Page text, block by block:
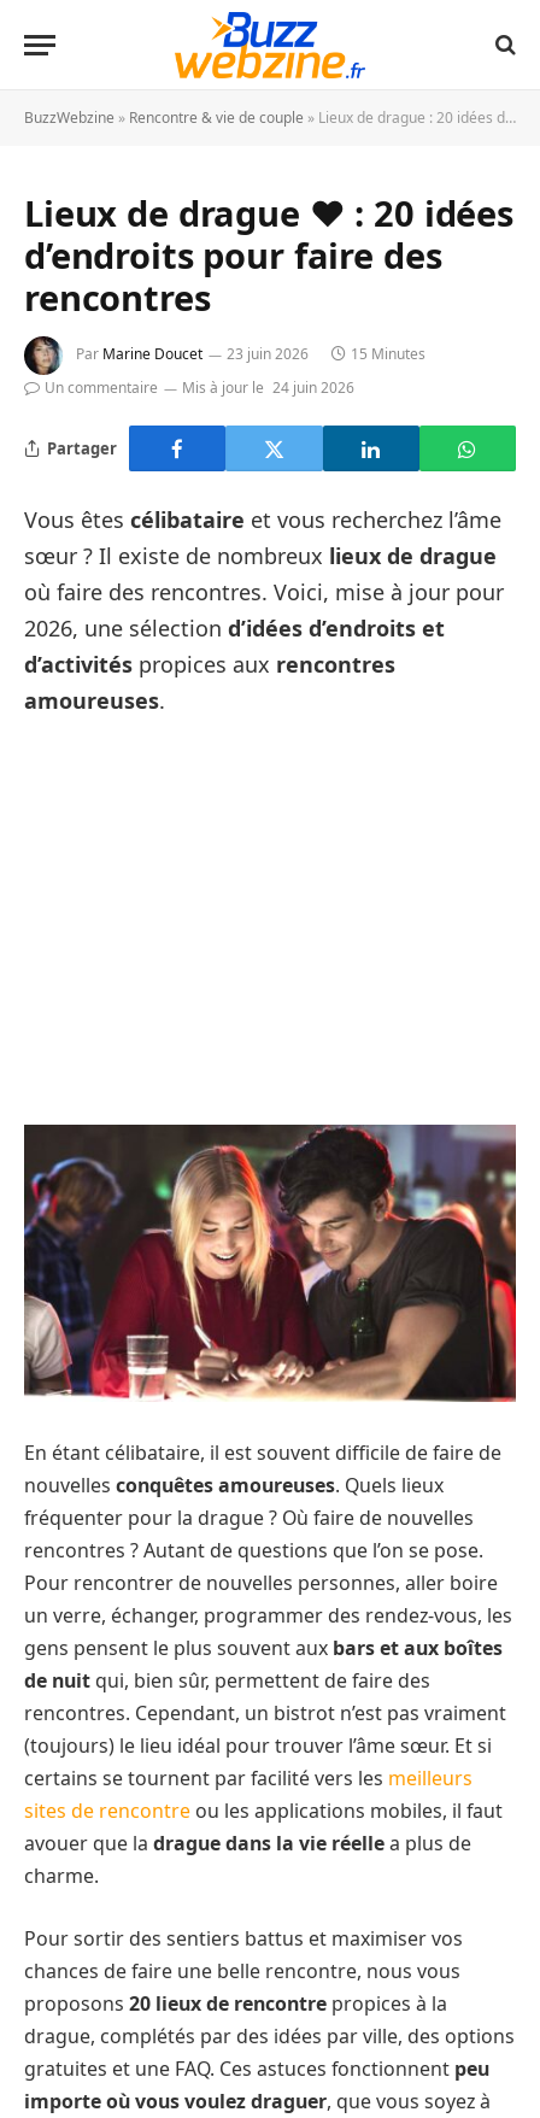
BuzzWebzine » Rencontre & vie de couple » Lieux de drague : 20 idées d’endroits pour faire des rencontres ❤️
Lieux de drague ❤️ : 20 idées
d’endroits pour faire des
rencontres
Par Marine Doucet 23 juin 2026
15 Minutes
Un commentaire
Mis à jour le 24 juin 2026
Partager
Vous êtes célibataire et vous recherchez l’âme
sœur ? Il existe de nombreux lieux de drague
où faire des rencontres. Voici, mise à jour pour
2026, une sélection d’idées d’endroits et
d’activités propices aux rencontres
amoureuses.
En étant célibataire, il est souvent difficile de faire de
nouvelles conquêtes amoureuses. Quels lieux
fréquenter pour la drague ? Où faire de nouvelles
rencontres ? Autant de questions que l’on se pose.
Pour rencontrer de nouvelles personnes, aller boire
un verre, échanger, programmer des rendez-vous, les
gens pensent le plus souvent aux bars et aux boîtes
de nuit qui, bien sûr, permettent de faire des
rencontres. Cependant, un bistrot n’est pas vraiment
(toujours) le lieu idéal pour trouver l’âme sœur. Et si
certains se tournent par facilité vers les meilleurs
sites de rencontre ou les applications mobiles, il faut
avouer que la drague dans la vie réellea plus de
charme.
Pour sortir des sentiers battus et maximiser vos
chances de faire une belle rencontre, nous vous
proposons 20 lieux de rencontre propices à la
drague, complétés par des idées par ville, des options
gratuites et une FAQ. Ces astuces fonctionnent peu
importe où vous voulez draguer, que vous soyez à